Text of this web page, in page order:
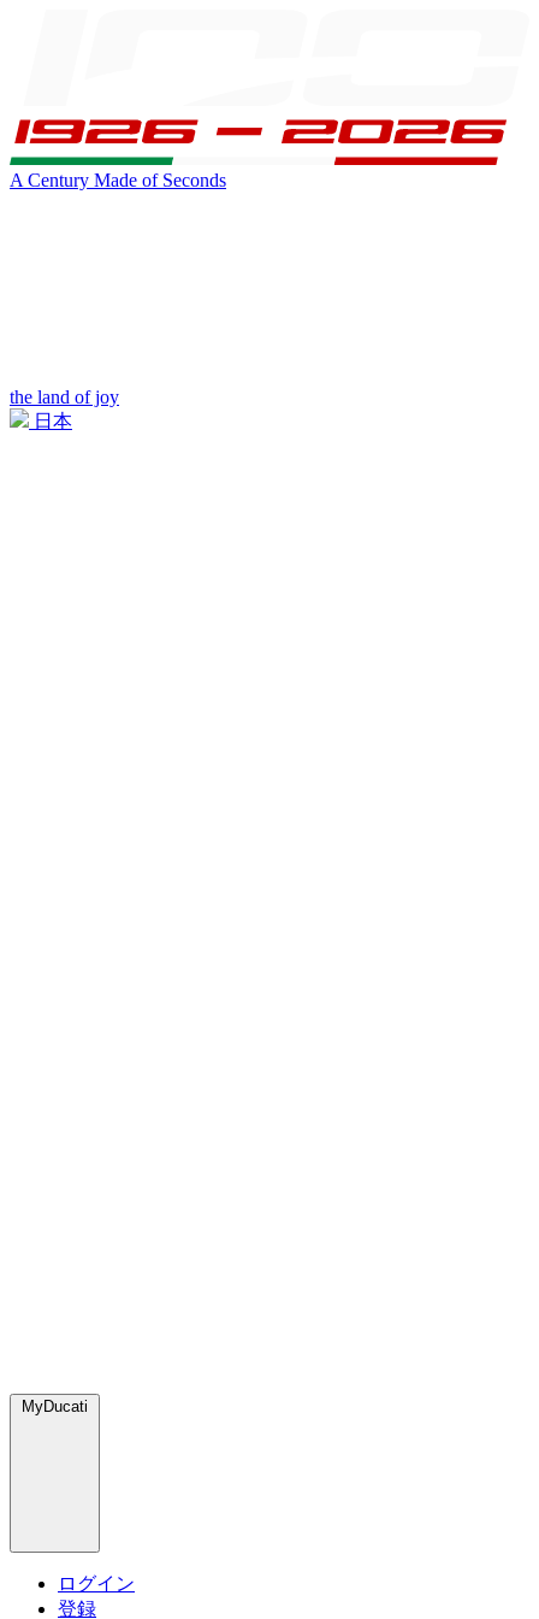
A Century Made of Seconds
the land of joy
日本
MyDucati
ログイン
登録